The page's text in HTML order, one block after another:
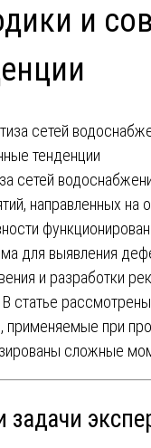
и
сетей
направленных на
для выявления
и разработки
статье
применяемые при
сложные
задачи